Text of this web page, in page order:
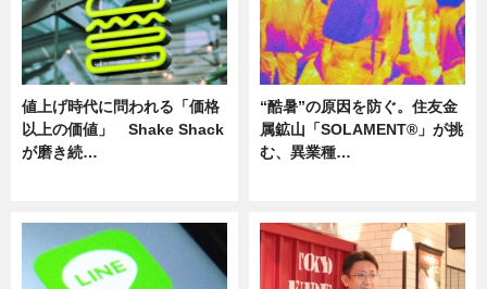
値上げ時代に問われる「価格
以上の価値」 Shake Shack
が磨き続…
“酷暑”の原因を防ぐ。住友金
属鉱山「SOLAMENT®」が挑
む、異業種…